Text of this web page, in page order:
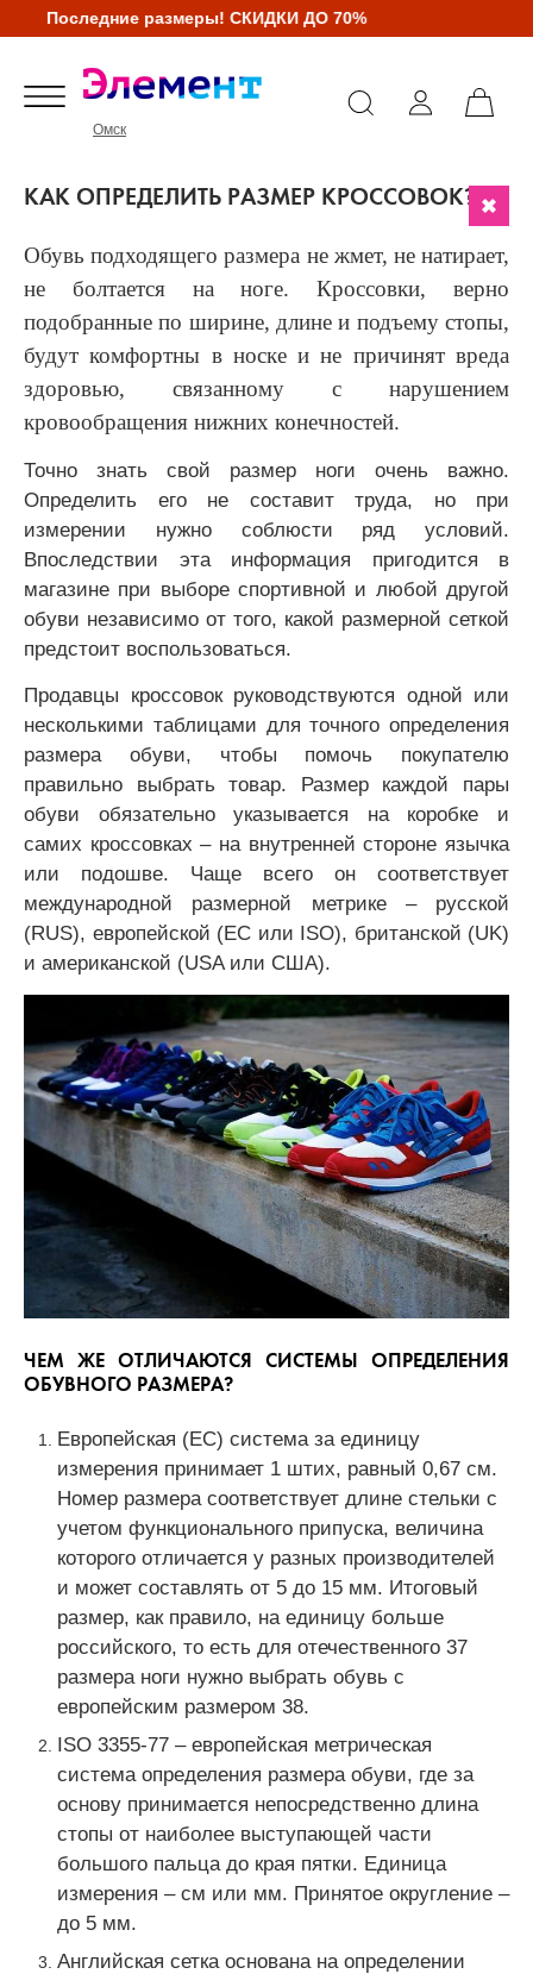
Последние размеры! СКИДКИ ДО 70%
Омск
КАК ОПРЕДЕЛИТЬ РАЗМЕР КРОССОВОК?
Обувь подходящего размера не жмет, не натирает,
не болтается на ноге. Кроссовки, верно
подобранные по ширине, длине и подъему стопы,
будут комфортны в носке и не причинят вреда
здоровью, связанному с нарушением
кровообращения нижних конечностей.
Точно знать свой размер ноги очень важно.
Определить его не составит труда, но при
измерении нужно соблюсти ряд условий.
Впоследствии эта информация пригодится в
магазине при выборе спортивной и любой другой
обуви независимо от того, какой размерной сеткой
предстоит воспользоваться.
Продавцы кроссовок руководствуются одной или
несколькими таблицами для точного определения
размера обуви, чтобы помочь покупателю
правильно выбрать товар. Размер каждой пары
обуви обязательно указывается на коробке и
самих кроссовках – на внутренней стороне язычка
или подошве. Чаще всего он соответствует
международной размерной метрике – русской
(RUS), европейской (EC или ISO), британской (UK)
и американской (USA или США).
ЧЕМ ЖЕ ОТЛИЧАЮТСЯ СИСТЕМЫ ОПРЕДЕЛЕНИЯ
ОБУВНОГО РАЗМЕРА?
Европейская (EC) система за единицу
измерения принимает 1 штих, равный 0,67 см.
Номер размера соответствует длине стельки с
учетом функционального припуска, величина
которого отличается у разных производителей
и может составлять от 5 до 15 мм. Итоговый
размер, как правило, на единицу больше
российского, то есть для отечественного 37
размера ноги нужно выбрать обувь с
европейским размером 38.
ISO 3355-77 – европейская метрическая
система определения размера обуви, где за
основу принимается непосредственно длина
стопы от наиболее выступающей части
большого пальца до края пятки. Единица
измерения – см или мм. Принятое округление –
до 5 мм.
Английская сетка основана на определении